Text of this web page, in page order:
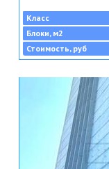
Класс
Блоки, м2
Стоимость, руб